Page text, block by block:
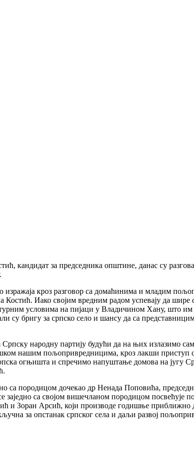
кандидат за председника општине, данас су
кроз разговор са домаћинима и младим
Иако својим вредним радом успевају да шире
условима на пијаци у Владичином Хану, што
су бригу за српско село и шансу да са
народну партију будући да на њих излазимо
нашим пољопривредницима, кроз лакши приступ
огњишта и спречимо напуштање домова на југу
са породицом дочекао др Ненада Поповића,
са својом вишечланом породицом посвећује
и Зоран Арсић, који производе годишње приближно
за опстанак српског села и даљи развој